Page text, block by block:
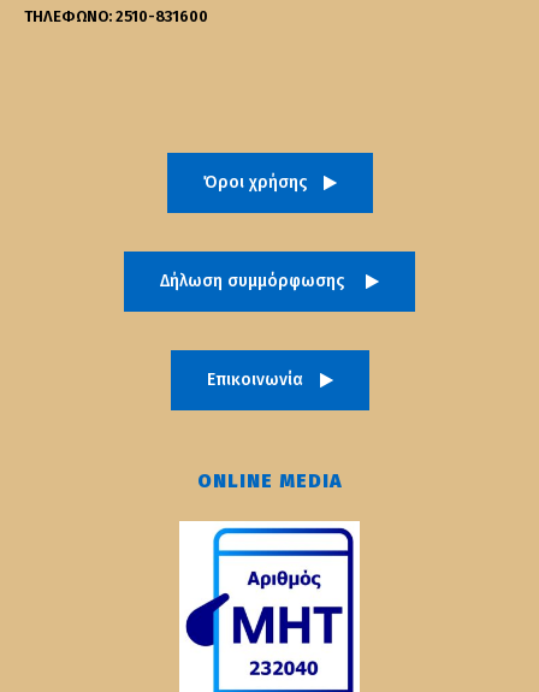
ΤΗΛΕΦΩΝΟ: 2510-831600
Όροι χρήσης
Δήλωση συμμόρφωσης
Επικοινωνία
ONLINE MEDIA